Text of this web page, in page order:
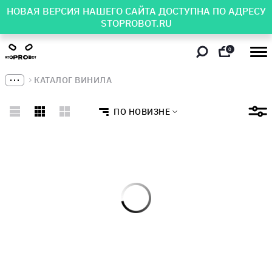
НОВАЯ ВЕРСИЯ НАШЕГО САЙТА ДОСТУПНА ПО АДРЕСУ
STOPROBOT.RU
0
КАТАЛОГ ВИНИЛА
ПО НОВИЗНЕ